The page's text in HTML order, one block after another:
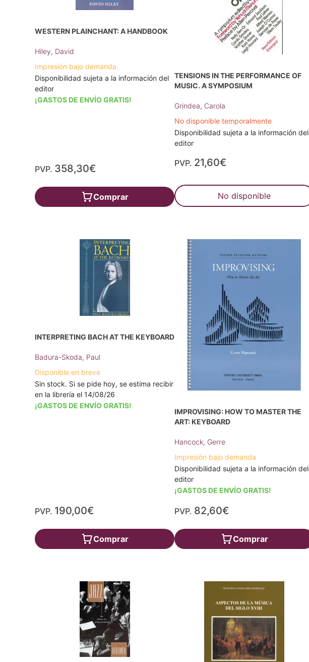
WESTERN PLAINCHANT: A HANDBOOK
Hiley, David
Impresión bajo demanda
Disponibilidad sujeta a la información del
editor
¡GASTOS DE ENVÍO GRATIS!
PVP. 358,30€
Comprar
TENSIONS IN THE PERFORMANCE OF
MUSIC. A SYMPOSIUM
Grindea, Carola
No disponible temporalmente
Disponibilidad sujeta a la información del
editor
PVP. 21,60€
No disponible
INTERPRETING BACH AT THE KEYBOARD
Badura-Skoda, Paul
Disponible en breve
Sin stock. Si se pide hoy, se estima recibir
en la librería el 14/08/26
¡GASTOS DE ENVÍO GRATIS!
PVP. 190,00€
Comprar
IMPROVISING: HOW TO MASTER THE
ART: KEYBOARD
Hancock, Gerre
Impresión bajo demanda
Disponibilidad sujeta a la información del
editor
¡GASTOS DE ENVÍO GRATIS!
PVP. 82,60€
Comprar